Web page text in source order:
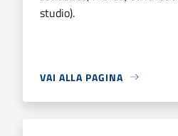
studio).
VAI ALLA PAGINA